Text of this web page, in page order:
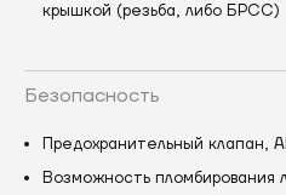
крышкой (резьба, либо БРСС)
Безопасность
Предохранительный клапан,
Возможность пломбирования